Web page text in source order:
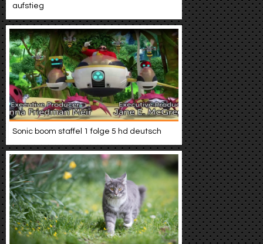
aufstieg
Sonic boom staffel 1 folge 5 hd deutsch